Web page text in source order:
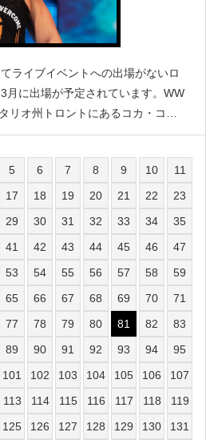
ライブイベントへの出場がないロ
月に出場が予定されています。WW
リオ州トロントにあるコカ・コー
ライブイベントで、ローマン・レ
5 6 7 8 9 10
11
17 18 19 20 21 22
23
29 30 31 32 33 34
35
41 42 43 44 45 46
47
53 54 55 56 57 58
59
65 66 67 68 69 70
71
77 78 79 80 81 82
83
89 90 91 92 93 94
95
101 102 103 104 105 106
107
113 114 115 116 117 118
119
125 126 127 128 129 130
131